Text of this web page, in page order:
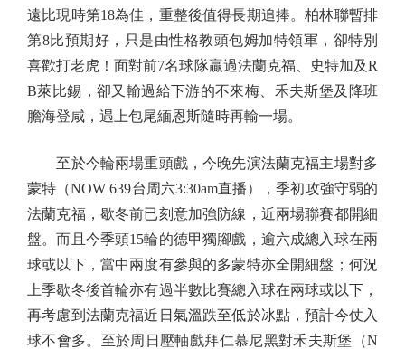
遠比現時第18為佳，重整後值得長期追捧。柏林聯暫排
第8比預期好，只是由性格教頭包姆加特領軍，卻特別
喜歡打老虎！面對前7名球隊贏過法蘭克福、史特加及R
B萊比錫，卻又輸過給下游的不來梅、禾夫斯堡及降班
膽海登咸，遇上包尾緬恩斯隨時再輸一場。
至於今輪兩場重頭戲，今晚先演法蘭克福主場對多
蒙特（NOW 639台周六3:30am直播），季初攻強守弱的
法蘭克福，歇冬前已刻意加強防線，近兩場聯賽都開細
盤。而且今季頭15輪的德甲獨腳戲，逾六成總入球在兩
球或以下，當中兩度有參與的多蒙特亦全開細盤；何況
上季歇冬後首輪亦有過半數比賽總入球在兩球或以下，
再考慮到法蘭克福近日氣溫跌至低於冰點，預計今仗入
球不會多。至於周日壓軸戲拜仁慕尼黑對禾夫斯堡（N